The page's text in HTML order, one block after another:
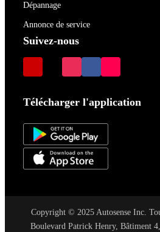
Dépannage
Annonce de service
Suivez-nous
Télécharger l'application
Copyright © 2025 Autosense Inc.
Boulevard Patrick Henry, Bâtiment